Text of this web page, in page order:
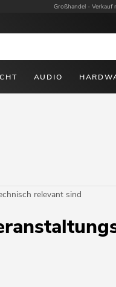
Großhandel - Verkauf
AUDIO
relevant sind